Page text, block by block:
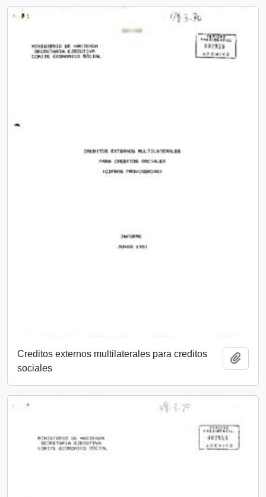
Creditos externos multilaterales para creditos
sociales